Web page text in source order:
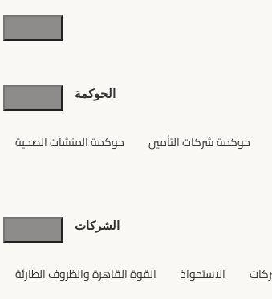
الأعمال
الحوكمة
حوكمة شركات التأمين حوكمة المنشآت الصحية
الشركات
الاستحواذ القوة القاهرة والظروف الطارئة